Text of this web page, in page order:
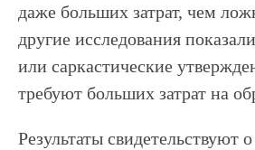
даже больших затрат, чем
другие исследования
или саркастические
требуют больших затрат на
Результаты свидетельствуют